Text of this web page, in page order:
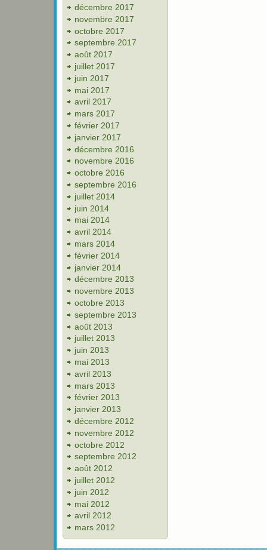
décembre 2017
novembre 2017
octobre 2017
septembre 2017
août 2017
juillet 2017
juin 2017
mai 2017
avril 2017
mars 2017
février 2017
janvier 2017
décembre 2016
novembre 2016
octobre 2016
septembre 2016
juillet 2014
juin 2014
mai 2014
avril 2014
mars 2014
février 2014
janvier 2014
décembre 2013
novembre 2013
octobre 2013
septembre 2013
août 2013
juillet 2013
juin 2013
mai 2013
avril 2013
mars 2013
février 2013
janvier 2013
décembre 2012
novembre 2012
octobre 2012
septembre 2012
août 2012
juillet 2012
juin 2012
mai 2012
avril 2012
mars 2012